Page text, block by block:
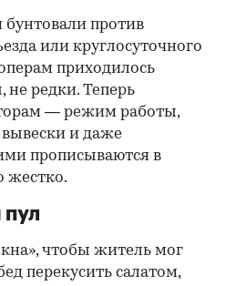
против
или круглосуточного
приходилось
не редки. Теперь
— режим работы,
и даже
прописываются в
жестко.
пул
чтобы житель мог
перекусить салатом,